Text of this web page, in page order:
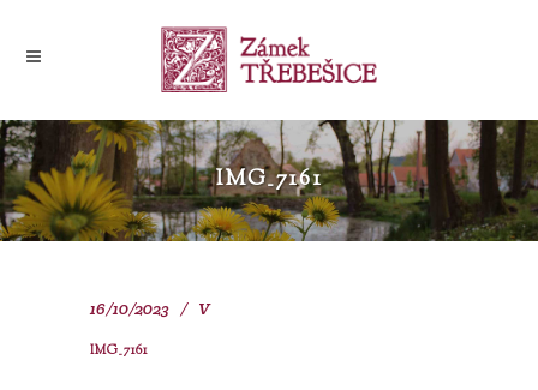
IMG_7161
16/10/2023 V
IMG_7161